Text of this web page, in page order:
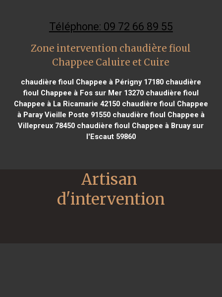
Téléphone: 09 72 66 89 55
Zone intervention chaudière fioul
Chappee Caluire et Cuire
chaudière fioul Chappee à Périgny 17180chaudière
fioul Chappee à Fos sur Mer 13270chaudière fioul
Chappee à La Ricamarie 42150chaudière fioul Chappee
à Paray Vieille Poste 91550chaudière fioul Chappee à
Villepreux 78450 chaudière fioul Chappee à Bruay sur
l'Escaut 59860
Artisan
d'intervention